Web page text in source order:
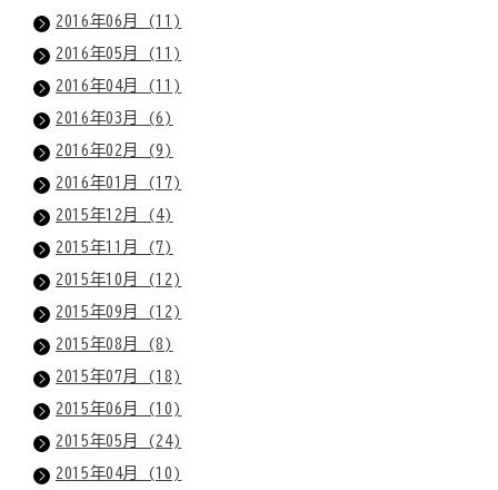
2016年06月 (11)
2016年05月 (11)
2016年04月 (11)
2016年03月 (6)
2016年02月 (9)
2016年01月 (17)
2015年12月 (4)
2015年11月 (7)
2015年10月 (12)
2015年09月 (12)
2015年08月 (8)
2015年07月 (18)
2015年06月 (10)
2015年05月 (24)
2015年04月 (10)